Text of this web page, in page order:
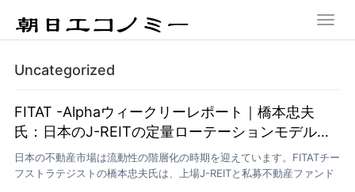
Uncategorized
FITAT -Alphaウィークリーレポート｜橋本忠夫
氏：日本のJ-REITの定量ローテーションモデルと
プライベート不動産ファンドの相乗効果戦略
日本の不動産市場は流動性の階層化の時期を迎えています。FITATチー
フストラテジストの橋本忠夫氏は、上場J-REITと私募不動産ファンド